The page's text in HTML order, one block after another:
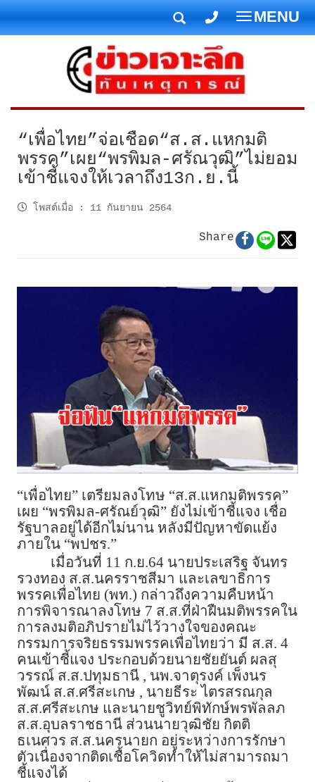
T
o
g
g
l
e
a
v
t
MENU
“เพื่อไทย”จ่อเชือด“ส.ส.แหกมติ
พรรค”เผย“พรพิมล-ศรัณวุฒิ”ไม่ยอม
เข้าชี้แจงให้เวลาถึง13ก.ย.นี้
โพสต์เมื่อ : 11 กันยายน 2564
Share
“เพื่อไทย” เตรียมลงโทษ “ส.ส.แหกมติพรรค”
เผย “พรพิมล-ศรัณย์วุฒิ” ยังไม่เข้าชี้แจง เชื่อ
รัฐบาลอยู่ได้อีกไม่นาน หลังมีปัญหาขัดแย้ง
ภายใน “พปชร.”
เมื่อวันที่ 11 ก.ย.64 นายประเสริฐ จันทร
รวงทอง ส.ส.นครราชสีมา และเลขาธิการ
พรรคเพื่อไทย (พท.) กล่าวถึงความคืบหน้า
การพิจารณาลงโทษ 7 ส.ส.ที่ฝ่าฝืนมติพรรคใน
การลงมติอภิปรายไม่ไว้วางใจของคณะ
กรรมการจริยธรรมพรรคเพื่อไทยว่า มี ส.ส. 4
คนเข้าชี้แจง ประกอบด้วยนายชัยยันต์ ผลสุ
วรรณ์ ส.ส.ปทุมธานี , นพ.จาตุรงค์ เพ็งนร
พัฒน์ ส.ส.ศรีสะเกษ , นายธีระ ไตรสรณกุล
ส.ส.ศรีสะเกษ และนายชูวิทย์พิทักษ์พรพัลลภ
ส.ส.อุบลราชธานี ส่วนนายวุฒิชัย กิตติ
ธเนศวร ส.ส.นครนายก อยู่ระหว่างการรักษา
ตัวเนื่องจากติดเชื้อโควิดทำให้ไม่สามารถมา
ชี้แจงได้